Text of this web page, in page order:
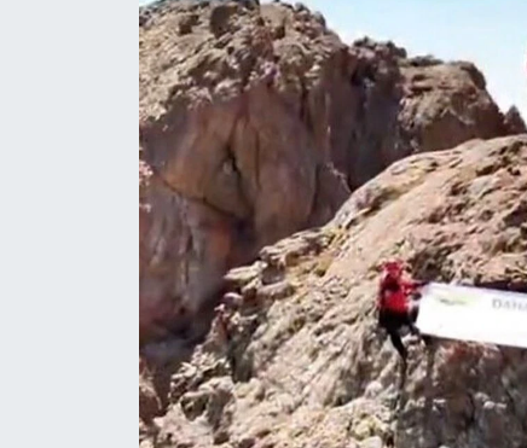
DÜNYA
EĞİTİM
EKONOMİ
En çok konuşulanlar